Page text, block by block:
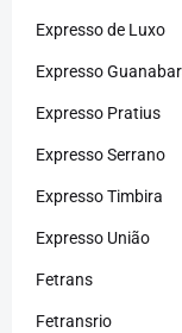
Expresso de Luxo
Expresso
Expresso Pratius
Expresso Serrano
Expresso Timbira
Expresso União
Fetrans
Fetransrio